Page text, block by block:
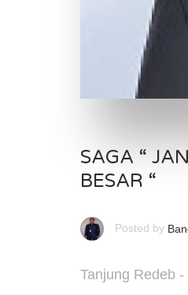
SAGA “
BESAR “
Posted by
Tanjung Redeb -